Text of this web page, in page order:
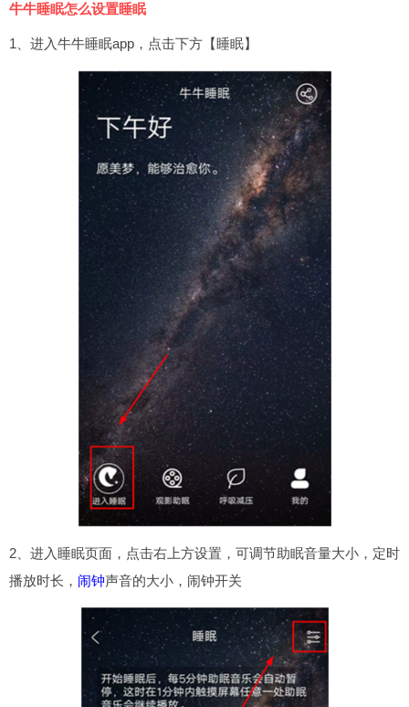
牛牛睡眠怎么设置睡眠
1、进入牛牛睡眠app，点击下方【睡眠】
2、进入睡眠页面，点击右上方设置，可调节助眠音量大小，定时
播放时长， 闹钟声音的大小，闹钟开关